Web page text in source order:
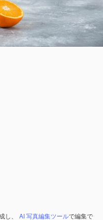
、 AI 写真編集ツールで編集で